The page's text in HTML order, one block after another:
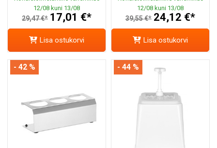
12/08 kuni 13/08
29,47 €* 17,01 €*
Lisa ostukorvi
12/08 kuni 13/08
39,55 €* 24,12 €*
Lisa ostukorvi
- 42 % - 44 %